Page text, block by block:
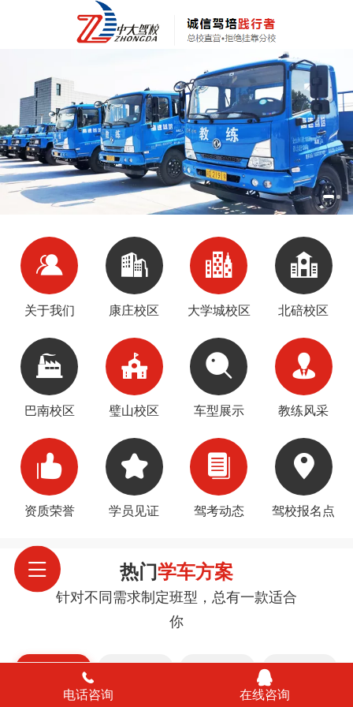
关于我们 康庄校区 大学城校区 北碚校区
巴南校区 璧山校区 车型展示 教练风采
资质荣誉 学员见证 驾考动态 驾校报名点
热门学车方案
针对不同需求制定班型，总有一款适合
你
B2 B1 C6 A1/A2/A3
电话咨询 在线咨询